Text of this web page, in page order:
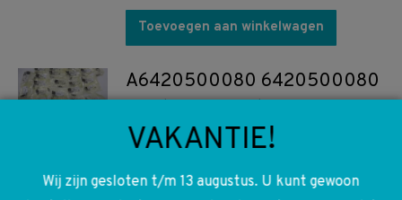
Toevoegen aan winkelwagen
A6420500080 6420500080
W221 W639 W906 Diversen
8,00
VAKANTIE!
Wij zijn gesloten t/m 13 augustus. U kunt gewoon